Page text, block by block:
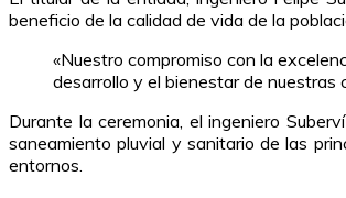
beneficio de la calidad de vida de la
«Nuestro compromiso con la
desarrollo y el bienestar de nuestras
Durante la ceremonia, el ingeniero
saneamiento pluvial y sanitario de las
entornos.